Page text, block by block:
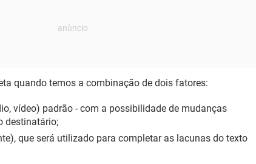
quando temos a combinação de dois fatores:
vídeo) padrão - com a possibilidade de mudanças
destinatário;
que será utilizado para completar as lacunas do texto